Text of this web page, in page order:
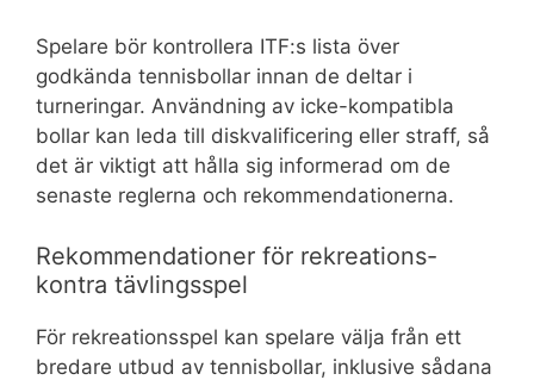
Spelare bör kontrollera ITF:s lista över
godkända tennisbollar innan de deltar i
turneringar. Användning av icke-kompatibla
bollar kan leda till diskvalificering eller straff, så
det är viktigt att hålla sig informerad om de
senaste reglerna och rekommendationerna.
Rekommendationer för rekreations-
kontra tävlingsspel
För rekreationsspel kan spelare välja från ett
bredare utbud av tennisbollar, inklusive sådana